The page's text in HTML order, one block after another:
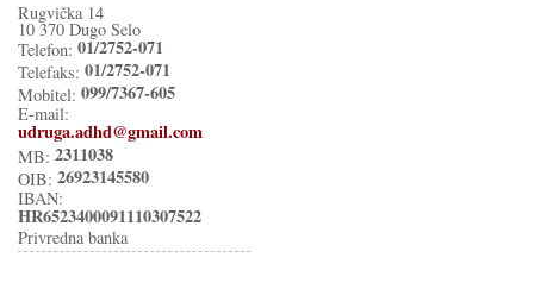
Rugvička 14
10 370 Dugo Selo
Telefon: 01/2752-071
Telefaks: 01/2752-071
Mobitel: 099/7367-605
E-mail:
udruga.adhd@gmail.com
MB: 2311038
OIB: 26923145580
IBAN:
HR6523400091110307522
Privredna banka